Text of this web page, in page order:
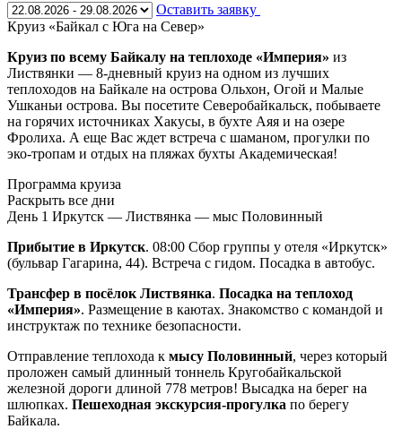
Оставить заявку
Круиз «Байкал с Юга на Север»
Круиз по всему Байкалу на теплоходе «Империя» из
Листвянки — 8-дневный круиз на одном из лучших
теплоходов на Байкале на острова Ольхон, Огой и Малые
Ушканьи острова. Вы посетите Северобайкальск, побываете
на горячих источниках Хакусы, в бухте Аяя и на озере
Фролиха. А еще Вас ждет встреча с шаманом, прогулки по
эко-тропам и отдых на пляжах бухты Академическая!
Программа круиза
Раскрыть все дни
День 1 Иркутск — Листвянка — мыс Половинный
Прибытие в Иркутск. 08:00 Сбор группы у отеля «Иркутск»
(бульвар Гагарина, 44). Встреча с гидом. Посадка в автобус.
Трансфер в посёлок Листвянка. Посадка на теплоход
«Империя». Размещение в каютах. Знакомство с командой и
инструктаж по технике безопасности.
Отправление теплохода к мысу Половинный, через который
проложен самый длинный тоннель Кругобайкальской
железной дороги длиной 778 метров! Высадка на берег на
шлюпках. Пешеходная экскурсия-прогулка по берегу
Байкала.